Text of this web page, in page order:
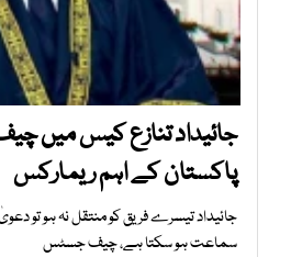
جائیداد تنازع کیس میں
پاکستان کے اہم ریمارکس
جائیداد تیسرے فریق کو منتقل نہ ہو تو
سماعت ہو سکتا ہے، چیف جسٹس